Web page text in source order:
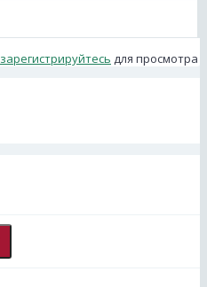
зарегистрируйтесь для просмотра